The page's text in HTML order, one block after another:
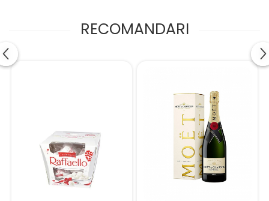
RECOMANDARI